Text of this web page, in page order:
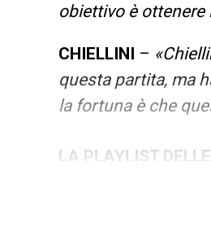
obiettivo è ottenere
CHIELLINI –
questa partita, ma
la fortuna è che
LA PLAYLIST